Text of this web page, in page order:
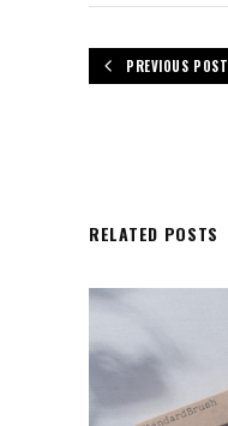
PREVIOUS POST
RELATED POSTS